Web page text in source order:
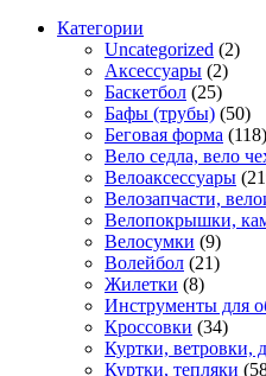
Категории
Uncategorized (2)
Аксессуары (2)
Баскетбол (25)
Бафы (трубы) (50)
Беговая форма (118)
Вело седла, вело
Велоаксессуары
Велозапчасти,
Велопокрышки,
Велосумки (9)
Волейбол (21)
Жилетки (8)
Инструменты для
Кроссовки (34)
Куртки, ветровки,
Куртки, тепляки